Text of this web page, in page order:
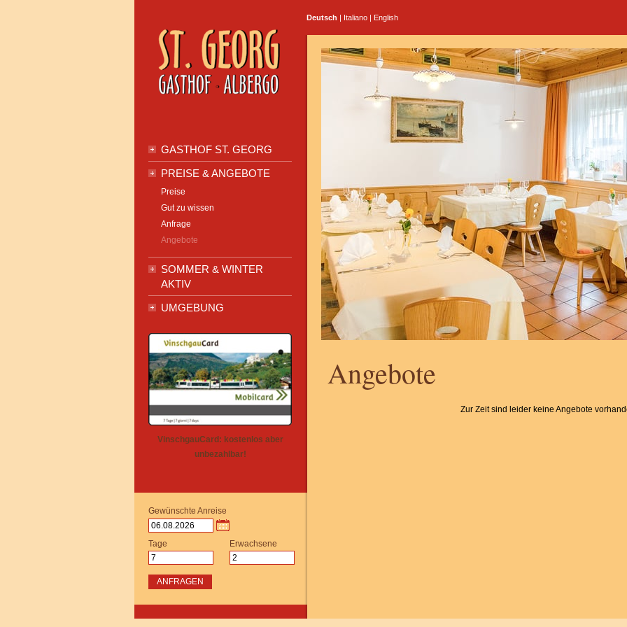
Angebote
Zur Zeit sind leider keine Angebote
GASTHOF ST. GEORG
PREISE & ANGEBOTE
Preise
Gut zu wissen
Anfrage
Angebote
SOMMER & WINTER
AKTIV
UMGEBUNG
VinschgauCard: kostenlos aber
unbezahlbar!
Gewünschte Anreise
Tage Erwachsene
ANFRAGEN
Deutsch | Italiano | English